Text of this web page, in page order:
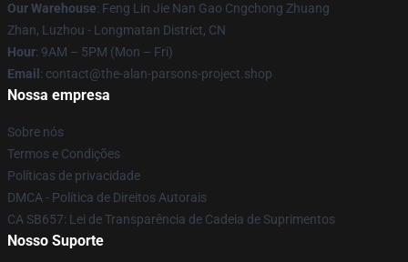
Our Warehouse: Feng Lin Jie Nan Gao Cngchong Zhuang
Zhan, Luzhou - Longmatan District, CN
Hour: 9AM – 5PM (Mon – Fri)
Email : contact@the-alan-parsons-project.shop
Nossa empresa
Sobre nós
Termos e Condições
Políticas de privacidade
DMCA - Política de Direitos Autorais
CA SB657: Lei de Transparência de Cadeia de Suprimentos
Nosso Suporte